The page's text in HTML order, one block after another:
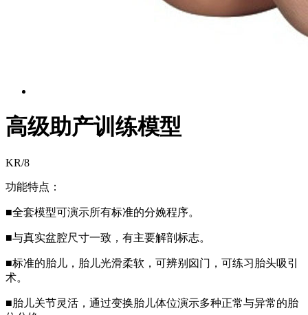
高级助产训练模型
KR/8
功能特点：
■全套模型可演示所有标准的分娩程序。
■与真实盆腔尺寸一致，有主要解剖标志。
■标准的胎儿，胎儿光滑柔软，可辨别囟门，可练习胎头吸引
术。
■胎儿关节灵活，通过变换胎儿体位演示多种正常与异常的胎